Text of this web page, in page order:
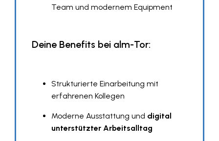
Team und modernem Equipment
Deine Benefits bei alm-Tor:
Strukturierte Einarbeitung mit
erfahrenen Kollegen
Moderne Ausstattung und digital
unterstützter Arbeitsalltag